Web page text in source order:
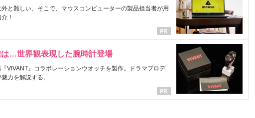
と難しい。そこで、マウスコンピューターの製品担当者が用
！
は…世界観表現した腕時計登場
VIVANT』コラボレーションウオッチを製作。ドラマプロデ
力を解説する。